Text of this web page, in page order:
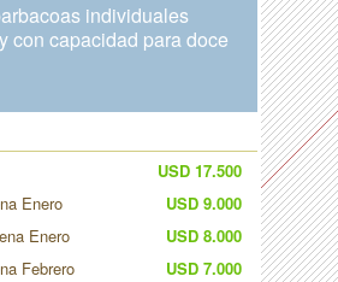
individuales
con capacidad para doce
USD 17.500
Enero
USD 9.000
Enero
USD 8.000
Febrero
USD 7.000